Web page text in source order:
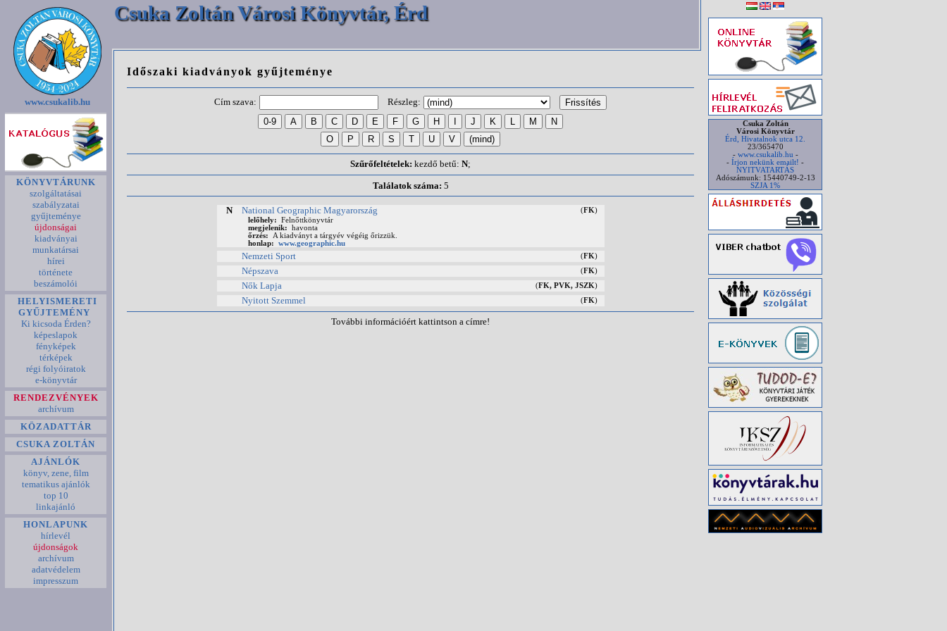
Csuka Zoltán Városi Könyvtár, Érd
www.csukalib.hu
KÖNYVTÁRUNK
szolgáltatásai
szabályzatai
gyűjteménye
újdonságai
kiadványai
munkatársai
hírei
története
beszámolói
HELYISMERETI
GYŰJTEMÉNY
Ki kicsoda Érden?
képeslapok
fényképek
térképek
régi folyóiratok
e-könyvtár
RENDEZVÉNYEK
archívum
KÖZADATTÁR
CSUKA ZOLTÁN
AJÁNLÓK
könyv, zene, film
tematikus ajánlók
top 10
linkajánló
HONLAPUNK
hírlevél
újdonságok
archívum
adatvédelem
impresszum
Időszaki kiadványok gyűjteménye
Cím szava: Részleg:
Szűrőfeltételek: kezdő betű: N;
Találatok száma: 5
N National Geographic Magyarország (FK)
lelőhely: Felnőttkönyvtár
megjelenik: havonta
őrzés: A kiadványt a tárgyév végéig őrizzük.
honlap:
www.geographic.hu
Nemzeti Sport (FK)
Népszava (FK)
Nők Lapja (FK, PVK, JSZK)
Nyitott Szemmel (FK)
További információért kattintson a címre!
Csuka Zoltán
Városi Könyvtár
Érd, Hivatalnok utca 12.
23/365470
- www.csukalib.hu -
- Írjon nekünk emailt! -
NYITVATARTÁS
Adószámunk: 15440749-2-13
SZJA 1%